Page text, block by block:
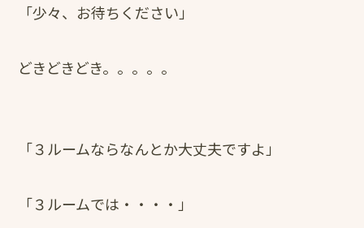
「少々、お待ちください」
どきどきどき。。。。。
「３ルームならなんとか大丈夫ですよ」
「３ルームでは・・・・」